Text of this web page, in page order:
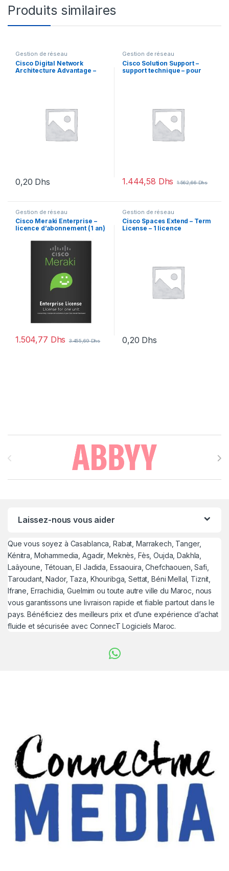
Produits similaires
Gestion de réseau
Cisco Digital Network
Architecture Advantage –
0,20 Dhs
Gestion de réseau
Cisco Solution Support –
support technique – pour
1.444,58 Dhs 1.562,66Dhs
Gestion de réseau
Cisco Meraki Enterprise –
licence d’abonnement (1 an)
1 switch
1.504,77 Dhs 3.455,69Dhs
Gestion de réseau
Cisco Spaces Extend – Term
License – 1 licence
0,20 Dhs
Brands Carousel
Laissez-nous vous aider
Que vous soyez à Casablanca, Rabat, Marrakech, Tanger,
Kénitra, Mohammedia, Agadir, Meknès, Fès, Oujda, Dakhla,
Laâyoune, Tétouan, El Jadida, Essaouira, Chefchaouen, Safi,
Taroudant, Nador, Taza, Khouribga, Settat, Béni Mellal, Tiznit,
Ifrane, Errachidia, Guelmim ou toute autre ville du Maroc, nous
vous garantissons une livraison rapide et fiable partout dans le
pays. Bénéficiez des meilleurs prix et d’une expérience d’achat
fluide et sécurisée avec ConnecT Logiciels Maroc.